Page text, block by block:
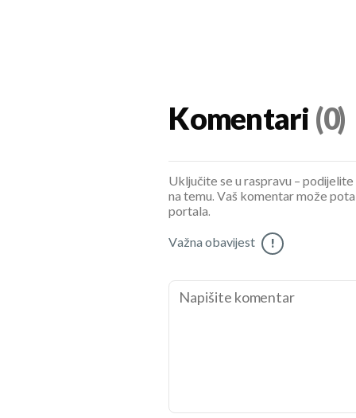
Komentari (0)
Uključite se u raspravu –
na temu. Vaš komentar može
portala.
Važna obavijest !